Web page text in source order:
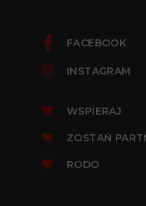
FACEBOOK
INSTAGRAM
WSPIERAJ
ZOSTAŃ
RODO